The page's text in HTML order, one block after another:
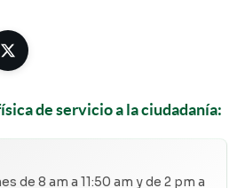
de servicio a la ciudadanía:
de 8 am a 11:50 am y de 2 pm a